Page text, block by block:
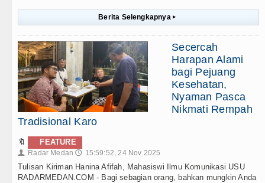
Berita Selengkapnya ▸
Secercah
Harapan Alami
bagi Pejuang
Kesehatan,
Nyaman Pasca
Nikmati Rempah
Tradisional Karo
🔖 FEATURE
👤 Radar Medan 🕔 15:59:52, 24 Nov 2025
Tulisan Kiriman Hanina Afifah, Mahasiswi Ilmu Komunikasi USU
RADARMEDAN.COM - Bagi sebagian orang, bahkan mungkin Anda